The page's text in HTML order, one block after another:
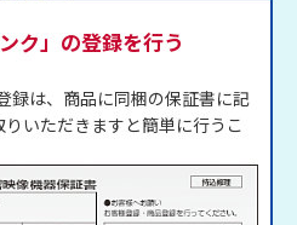
ク」の登録を行う
録は、商品に同梱の保証書に記
いただきますと簡単に行うこ